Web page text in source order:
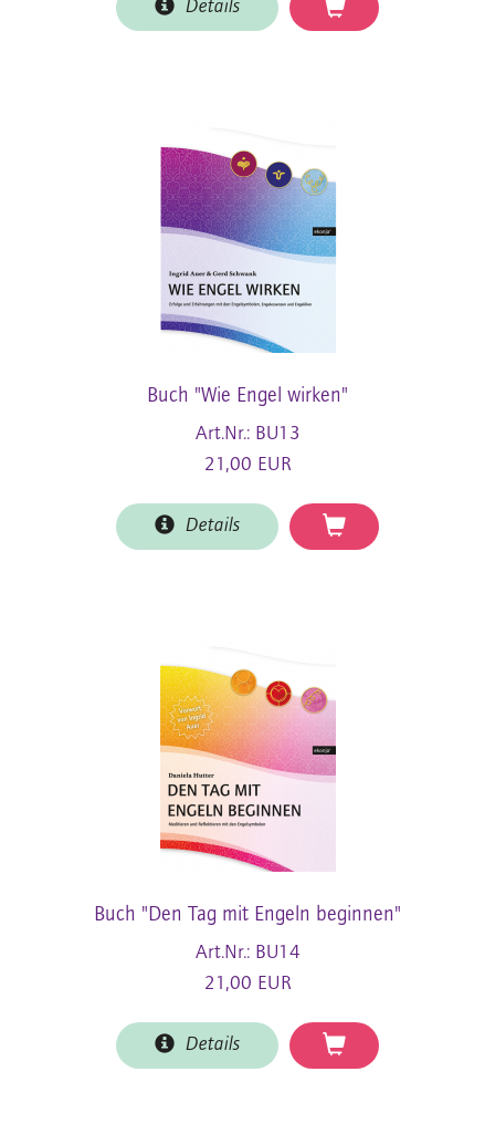
Details
Buch "Wie Engel wirken"
Art.Nr.: BU13
21,00 EUR
Details
Buch "Den Tag mit Engeln beginnen"
Art.Nr.: BU14
21,00 EUR
Details